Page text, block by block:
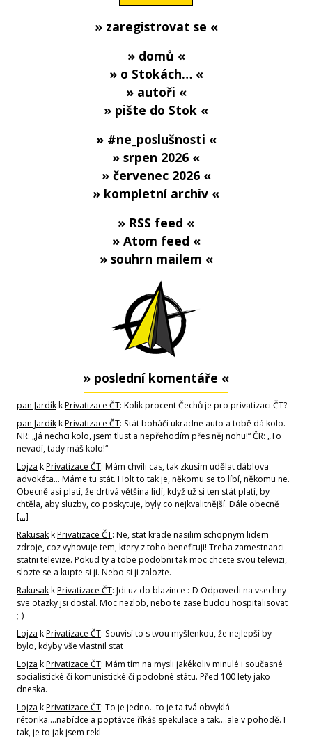
» zaregistrovat se «
» domů «
» o Stokách… «
» autoři «
» pište do Stok «
» #ne_poslušnosti «
» srpen 2026 «
» červenec 2026 «
» kompletní archiv «
» RSS feed «
» Atom feed «
» souhrn mailem «
» poslední komentáře «
pan JardíkkPrivatizace ČT: Kolik procent Čechů je pro privatizaci ČT?
pan JardíkkPrivatizace ČT: Stát boháči ukradne auto a tobě dá kolo.
NR: „Já nechci kolo, jsem tlust a nepřehodím přes něj nohu!“ ČR: „To
nevadí, tady máš kolo!“
Lojza kPrivatizace ČT: Mám chvíli cas, tak zkusím udělat ďáblova
advokáta... Máme tu stát. Holt to tak je, někomu se to líbí, někomu ne.
Obecně asi platí, že drtivá většina lidí, když už si ten stát platí, by
chtěla, aby sluzby, co poskytuje, byly co nejkvalitnější. Dále obecně
[…]
RakusakkPrivatizace ČT: Ne, stat krade nasilim schopnym lidem
zdroje, coz vyhovuje tem, ktery z toho benefituji! Treba zamestnanci
statni televize. Pokud ty a tobe podobni tak moc chcete svou televizi,
slozte se a kupte si ji. Nebo si ji zalozte.
RakusakkPrivatizace ČT: Jdi uz do blazince :-D Odpovedi na vsechny
sve otazky jsi dostal. Moc nezlob, nebo te zase budou hospitalisovat
;-)
Lojza kPrivatizace ČT: Souvisí to s tvou myšlenkou, že nejlepší by
bylo, kdyby vše vlastnil stat
Lojza kPrivatizace ČT: Mám tím na mysli jakékoliv minulé i současné
socialistické či komunistické či podobné státu. Před 100 lety jako
dneska.
Lojza kPrivatizace ČT: To je jedno...to je ta tvá obvyklá
rétorika....nabídce a poptávce říkáš spekulace a tak....ale v pohodě. I
tak, je to jak jsem rekl